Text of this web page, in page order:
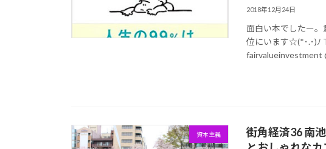
2018年12月24日
面白い本でしたー。
位にいます☆(*･.･)
fairvalueinvestment
資本主義
街角経済36 南